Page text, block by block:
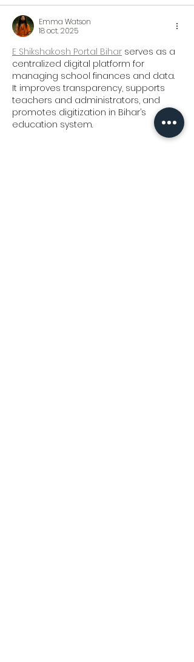
Emma Watson
18 oct. 2025
E Shikshakosh Portal Bihar serves as a
centralized digital platform for
managing school finances and data.
It improves transparency, supports
teachers and administrators, and
promotes digitization in Bihar’s
education system.